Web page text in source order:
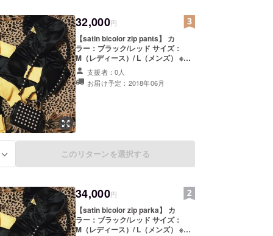
32,000円
【satin bicolor zip pants】 カ
ラー：ブラック/レッド サイズ：
M（レディース）/ L（メンズ） ※ブ
ラックにはマスタードイエロー、
レッドにはブルーの配色となりま
す。 ※渋谷109 IMADA MARKETに
支援者：0人
お届け予定：2018年06月
このリターンを選択する
34,000円
【satin bicolor zip parka】 カ
ラー：ブラック/レッド サイズ：
M（レディース）/ L（メンズ） ※ブ